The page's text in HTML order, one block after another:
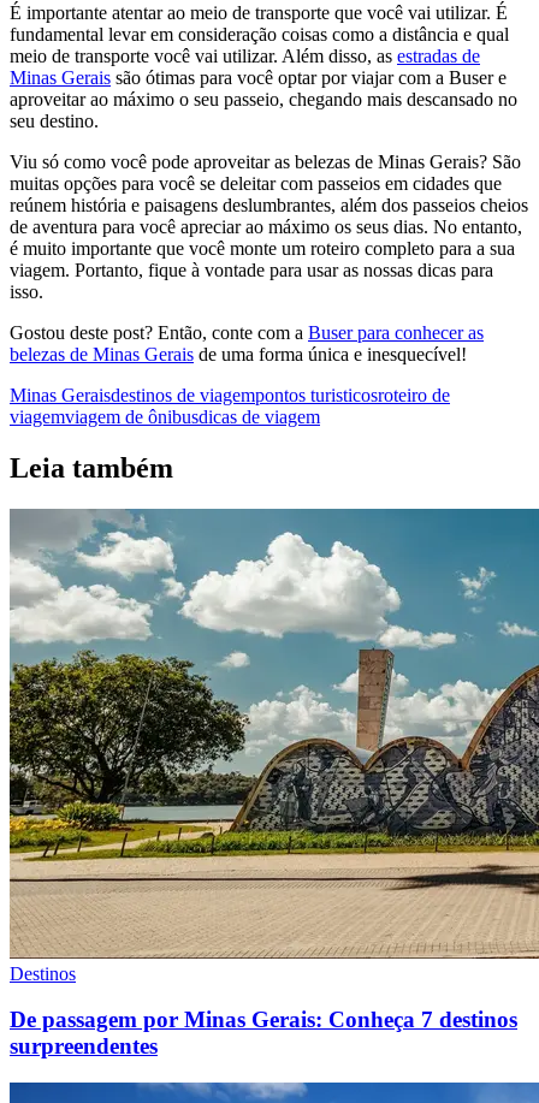
É importante atentar ao meio de transporte que você vai utilizar. É
fundamental levar em consideração coisas como a distância e qual
meio de transporte você vai utilizar. Além disso, as estradas de
Minas Gerais são ótimas para você optar por viajar com a Buser e
aproveitar ao máximo o seu passeio, chegando mais descansado no
seu destino.
Viu só como você pode aproveitar as belezas de Minas Gerais? São
muitas opções para você se deleitar com passeios em cidades que
reúnem história e paisagens deslumbrantes, além dos passeios cheios
de aventura para você apreciar ao máximo os seus dias. No entanto,
é muito importante que você monte um roteiro completo para a sua
viagem. Portanto, fique à vontade para usar as nossas dicas para
isso.
Gostou deste post? Então, conte com a Buser para conhecer as
belezas de Minas Gerais de uma forma única e inesquecível!
Minas Geraisdestinos de viagempontos turisticosroteiro de
viagemviagem de ônibusdicas de viagem
Leia também
Destinos
De passagem por Minas Gerais: Conheça 7 destinos
surpreendentes